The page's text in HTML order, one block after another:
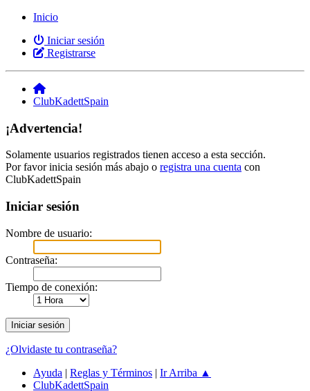
Inicio
Iniciar sesión
Registrarse
ClubKadettSpain
¡Advertencia!
Solamente usuarios registrados tienen acceso a esta sección.
Por favor inicia sesión más abajo o registra una cuenta con
ClubKadettSpain
Iniciar sesión
Nombre de usuario:
Contraseña:
Tiempo de conexión:
¿Olvidaste tu contraseña?
Ayuda | Reglas y Términos | Ir Arriba ▲
ClubKadettSpain